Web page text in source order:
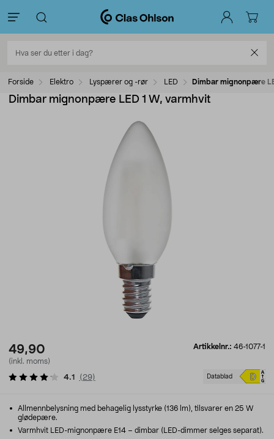
Forside Elektro Lyspærer og -rør LED Dimbar mignonpære
Dimbar mignonpære LED 1 W, varmhvit
49,90
(inkl. moms)
Artikkelnr.: 46-1077-1
Datablad
4.1 ( 29)
Allmennbelysning med behagelig lysstyrke (136 lm), tilsvarer en 25 W
glødepære.
Varmhvit LED-mignonpære E14 – dimbar (LED-dimmer selges separat).